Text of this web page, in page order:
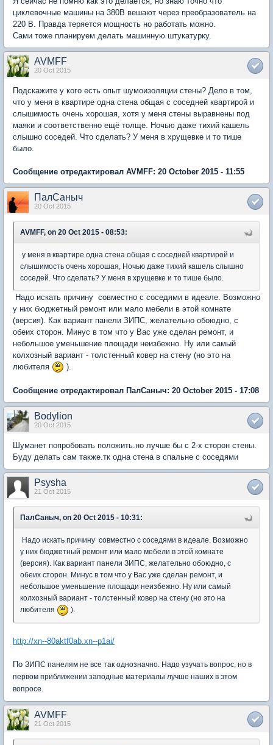
циклевочные машины на 380В вешают через преобразователь на
220 В. Правда теряется мощность но работать можно.
Сами тоже планируем делать машинную штукатурку.
AVMFF
20 Oct 2015
Подскажите у кого есть опыт шумоизоляции стены? Дело в том,
что у меня в квартире одна стена общая с соседней квартирой и
слышимость очень хорошая, хотя у меня стены выравнены под
маяки и соответственно ещё толще. Ночью даже тихий кашель
слышно соседей. Что сделать? У меня в хрущевке и то тише
было.
Сообщение отредактировал AVMFF: 20 October 2015 - 11:55
ПалСаныч
20 Oct 2015
AVMFF, on 20 Oct 2015 - 08:53:
у меня в квартире одна стена общая с соседней квартирой и
слышимость очень хорошая, Ночью даже тихий кашель слышно
соседей. Что сделать? У меня в хрущевке и то тише было.
Надо искать причину совместно с соседями в идеале. Возможно
у них бюджетный ремонт или мало мебели в этой комнате
(версия). Как вариант панели ЗИПС, желательно обоюдно, с
обеих сторон. Минус в том что у Вас уже сделан ремонт, и
небольшое уменьшение площади неизбежно. Ну или самый
колхозный вариант - толстенный ковер на стену (но это на
любителя
).
Сообщение отредактировал ПалСаныч: 20 October 2015 - 17:08
Bodylion
20 Oct 2015
Шуманет попробовать положить.но лучше бы с 2-х сторон стены.
Буду делать сам также.тк одна стена в спальне с соседями
Psysha
21 Oct 2015
ПалСаныч, on 20 Oct 2015 - 10:31:
Надо искать причину совместно с соседями в идеале. Возможно
у них бюджетный ремонт или мало мебели в этой комнате
(версия). Как вариант панели ЗИПС, желательно обоюдно, с
обеих сторон. Минус в том что у Вас уже сделан ремонт, и
небольшое уменьшение площади неизбежно. Ну или самый
колхозный вариант - толстенный ковер на стену (но это на
любителя
).
http://xn--80aktf0ab.xn--p1ai/
По ЗИПС панелям не все так однозначно. Надо узучать вопрос, но в
первом приближении заподные материалы лучше наших в этом
вопросе.
AVMFF
21 Oct 2015